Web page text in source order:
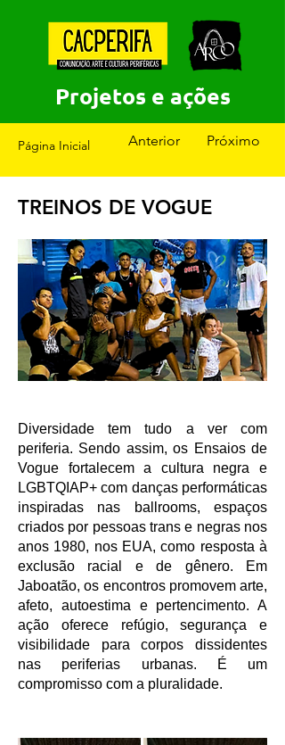
Projetos e ações
Página Inicial Anterior Próximo
TREINOS DE VOGUE
Diversidade tem tudo a ver com
periferia. Sendo assim, os Ensaios de
Vogue fortalecem a cultura negra e
LGBTQIAP+ com danças performáticas
inspiradas nas ballrooms, espaços
criados por pessoas trans e negras nos
anos 1980, nos EUA, como resposta à
exclusão racial e de gênero. Em
Jaboatão, os encontros promovem arte,
afeto, autoestima e pertencimento. A
ação oferece refúgio, segurança e
visibilidade para corpos dissidentes
nas periferias urbanas. É um
compromisso com a pluralidade.